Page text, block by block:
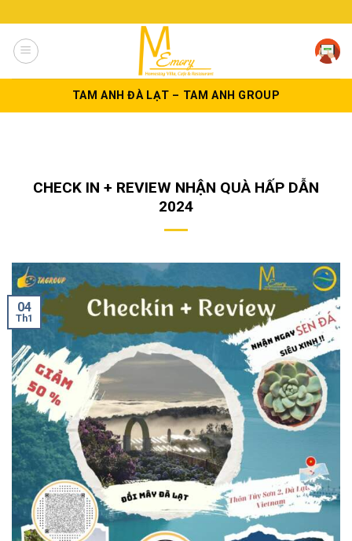
to
content
TAM ANH ĐÀ LẠT – TAM ANH GROUP
CHECK IN + REVIEW NHẬN QUÀ HẤP DẪN
2024
04
Th1